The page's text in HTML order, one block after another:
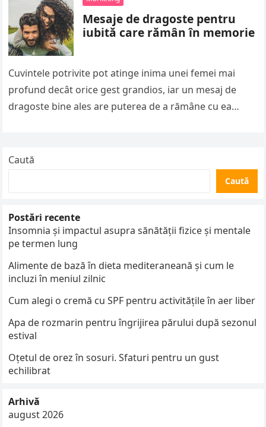
Mesaje de dragoste pentru
iubită care rămân în memorie
Cuvintele potrivite pot atinge inima unei femei mai
profund decât orice gest grandios, iar un mesaj de
dragoste bine ales are puterea de a rămâne cu ea…
Caută
Caută
Postări recente
Insomnia și impactul asupra sănătății fizice și mentale
pe termen lung
Alimente de bază în dieta mediteraneană și cum le
incluzi în meniul zilnic
Cum alegi o cremă cu SPF pentru activitățile în aer liber
Apa de rozmarin pentru îngrijirea părului după sezonul
estival
Oțetul de orez în sosuri. Sfaturi pentru un gust
echilibrat
Arhivă
august 2026